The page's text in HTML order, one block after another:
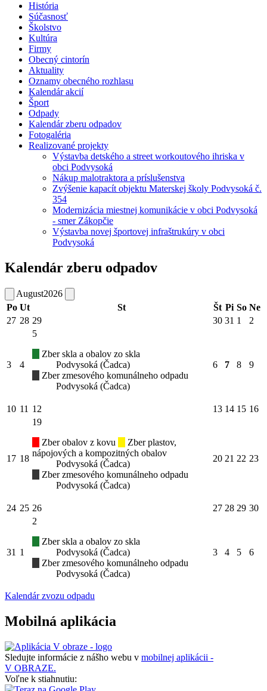
História
Súčasnosť
Školstvo
Kultúra
Firmy
Obecný cintorín
Aktuality
Oznamy obecného rozhlasu
Kalendár akcií
Šport
Odpady
Kalendár zberu odpadov
Fotogaléria
Realizované projekty
Výstavba detského a street workoutového ihriska v
obci Podvysoká
Nákup malotraktora a príslušenstva
Zvýšenie kapacít objektu Materskej školy Podvysoká č.
354
Modernizácia miestnej komunikácie v obci Podvysoká
- smer Zákopčie
Výstavba novej športovej infraštrukúry v obci
Podvysoká
Kalendár zberu odpadov
August2026
Po Ut St Št Pi So Ne
27 28 29 30 31 1 2
3 4
5
Zber skla a obalov zo skla
Podvysoká (Čadca)
Zber zmesového komunálneho odpadu
Podvysoká (Čadca)
6 7 8 9
10 11 12 13 14 15 16
17 18
19
Zber obalov z kovu
Zber plastov,
nápojových a kompozitných obalov
Podvysoká (Čadca)
Zber zmesového komunálneho odpadu
Podvysoká (Čadca)
20 21 22 23
24 25 26 27 28 29 30
31 1
2
Zber skla a obalov zo skla
Podvysoká (Čadca)
Zber zmesového komunálneho odpadu
Podvysoká (Čadca)
3 4 5 6
Kalendár zvozu odpadu
Mobilná aplikácia
Sledujte informácie z nášho webu v mobilnej aplikácii -
V OBRAZE.
Voľne k stiahnutiu: